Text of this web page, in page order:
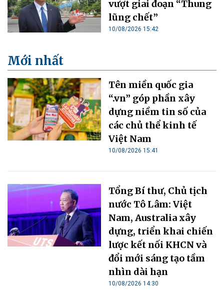
vượt giai đoạn “Thung
lũng chết”
10/08/2026 15:42
Mới nhất
Tên miền quốc gia
“.vn” góp phần xây
dựng niềm tin số của
các chủ thể kinh tế
Việt Nam
10/08/2026 15:41
Tổng Bí thư, Chủ tịch
nước Tô Lâm: Việt
Nam, Australia xây
dựng, triển khai chiến
lược kết nối KHCN và
đổi mới sáng tạo tầm
nhìn dài hạn
10/08/2026 14:30